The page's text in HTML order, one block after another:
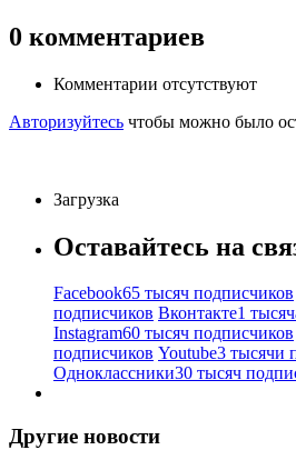
0 комментариев
Комментарии отсутствуют
Авторизуйтесь чтобы можно было
Загрузка
Оставайтесь на
Facebook65 тысяч подписчиков
подписчиков Вконтакте1
Instagram60 тысяч подписчиков
подписчиков Youtube3 тысячи
Одноклассники30 тысяч
Другие новости